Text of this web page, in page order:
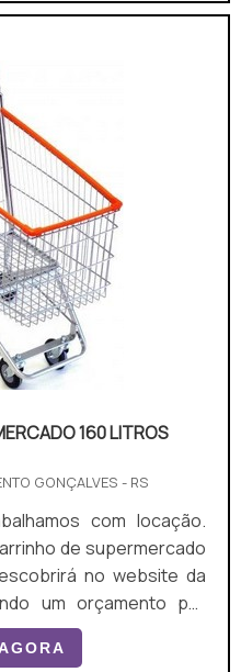
é produzido com rodas
como uma das
160 LITROS
GONÇALVES - RS
com locação.
de supermercado
no website da
um orçamento por
das indústrias e
a aquisição é mais